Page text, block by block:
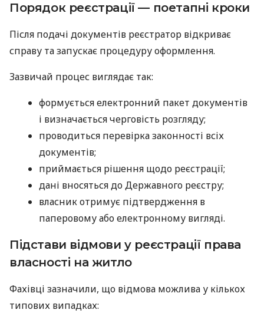
Порядок реєстрації — поетапні кроки
Після подачі документів реєстратор відкриває
справу та запускає процедуру оформлення.
Зазвичай процес виглядає так:
формується електронний пакет документів
і визначається черговість розгляду;
проводиться перевірка законності всіх
документів;
приймається рішення щодо реєстрації;
дані вносяться до Державного реєстру;
власник отримує підтвердження в
паперовому або електронному вигляді.
Підстави відмови у реєстрації права
власності на житло
Фахівці зазначили, що відмова можлива у кількох
типових випадках: